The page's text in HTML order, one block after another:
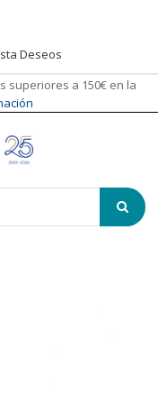
Deseos
superiores a 150€ en la